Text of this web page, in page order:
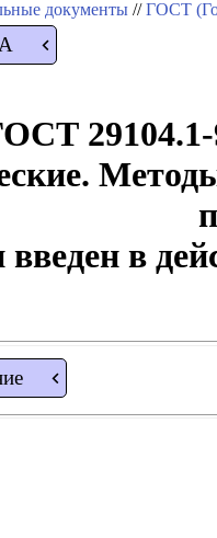
документы //ГОСТ
29104.1-
введен в